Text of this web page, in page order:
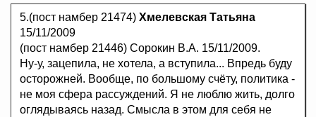
5.(пост намбер 21474) Хмелевская Татьяна
15/11/2009
(пост намбер 21446) Сорокин В.А. 15/11/2009.
Ну-у, зацепила, не хотела, а вступила... Впредь буду
осторожней. Вообще, по большому счёту, политика -
не моя сфера рассуждений. Я не люблю жить, долго
оглядываясь назад. Смысла в этом для себя не